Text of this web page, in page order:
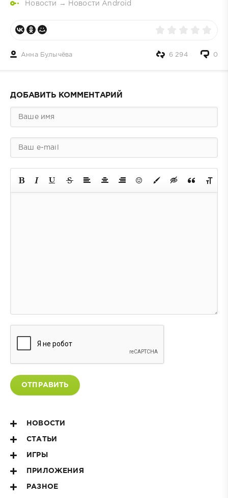
Новости → Новости Android
Анна Булычёва 0
6 294
ДОБАВИТЬ КОММЕНТАРИЙ
ОТПРАВИТЬ
НОВОСТИ
СТАТЬИ
ИГРЫ
ПРИЛОЖЕНИЯ
РАЗНОЕ